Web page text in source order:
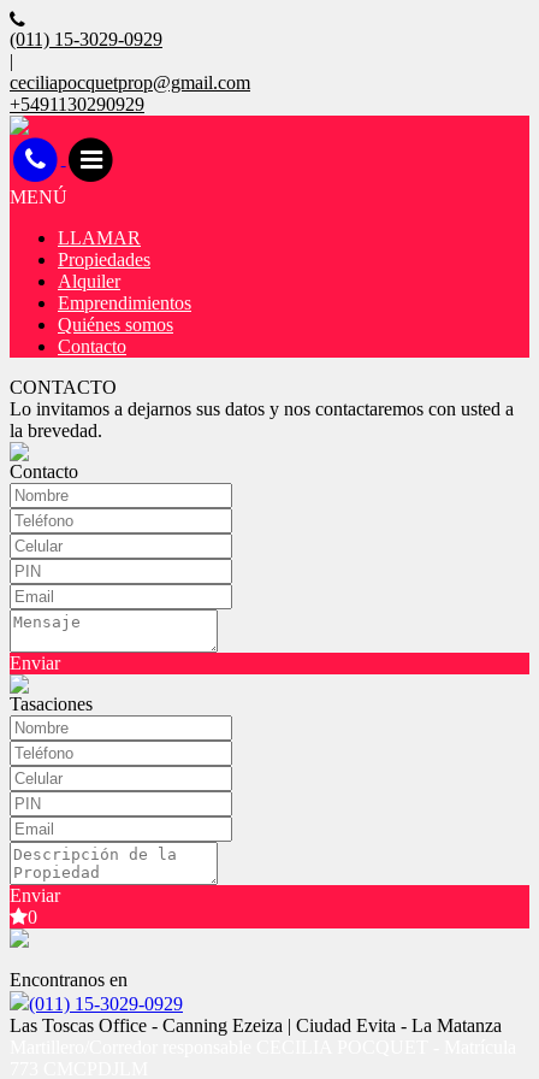
(011) 15-3029-0929
|
ceciliapocquetprop@gmail.com
+5491130290929
MENÚ
LLAMAR
Propiedades
Alquiler
Emprendimientos
Quiénes somos
Contacto
CONTACTO
Lo invitamos a dejarnos sus datos y nos contactaremos con usted a
la brevedad.
Contacto
Enviar
Tasaciones
Enviar
0
Encontranos en
(011) 15-3029-0929
Las Toscas Office - Canning Ezeiza | Ciudad Evita - La Matanza